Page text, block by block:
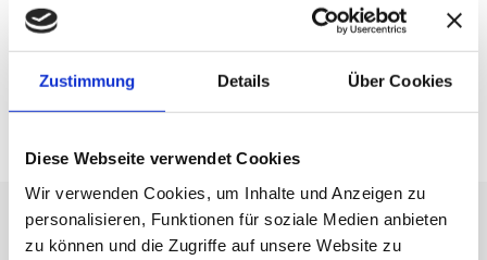
Zustimmung Details Über Cookies
Diese Webseite verwendet Cookies
Wir verwenden Cookies, um Inhalte und Anzeigen zu
personalisieren, Funktionen für soziale Medien anbieten
zu können und die Zugriffe auf unsere Website zu
Branchenübergreifendes Know-how
Strenge Vertraulichkeit & effizientes
Prozessmanagement